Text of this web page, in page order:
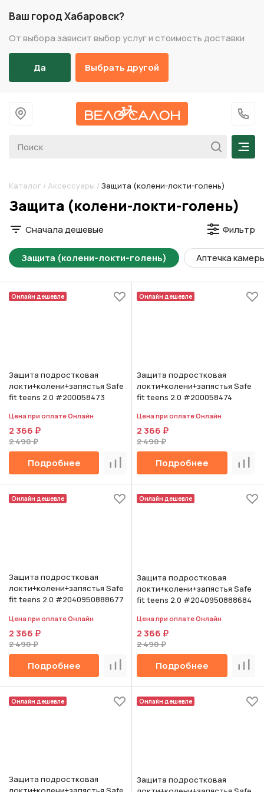
Ваш город Хабаровск?
От выбора зависит выбор услуг и стоимость доставки
Да Выбрать другой
На главную
+7
Каталог / Аксессуары / Защита (колени-локти-голень)
Разделы каталога
Защита (колени-локти-голень)
Сначала дешевые Фильтр
Аптечка
Защита (колени-локти-голень)
Онлайн дешевле
Защита подростковая
локти+колени+запястья Safe
fit teens 2.0 #200058473
Цена при оплате Онлайн
2 366 ₽
2 490 ₽
Подробнее Сравнить
Онлайн дешевле
Защита подростковая
локти+колени+запястья Safe
fit teens 2.0 #200058474
Цена при оплате Онлайн
2 366 ₽
2 490 ₽
Подробнее
Онлайн дешевле
Защита подростковая
локти+колени+запястья Safe
fit teens 2.0 #2040950888677
Цена при оплате Онлайн
2 366 ₽
2 490 ₽
Подробнее Сравнить
Онлайн дешевле
Защита подростковая
локти+колени+запястья Safe
fit teens 2.0 #2040950888684
Цена при оплате Онлайн
2 366 ₽
2 490 ₽
Подробнее
Онлайн дешевле
Защита подростковая
Онлайн дешевле
Защита подростковая